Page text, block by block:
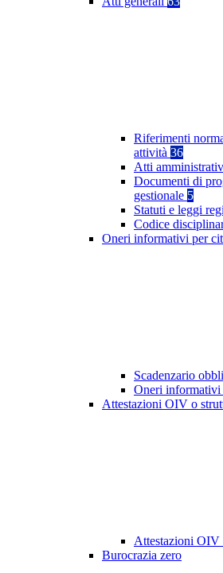
Riferimenti
attività 36
Atti
Documenti di
gestionale 5
Statuti e leggi
Codice
Oneri informativi per
Scadenzario
Oneri informativi
Attestazioni OIV o
Attestazioni OIV
Burocrazia zero